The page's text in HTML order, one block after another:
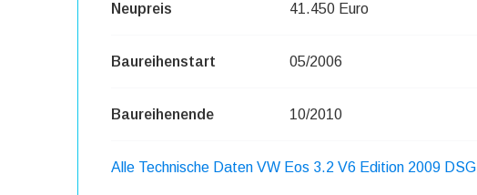
Neupreis 41.450 Euro
Baureihenstart 05/2006
Baureihenende 10/2010
Alle Technische Daten VW Eos 3.2 V6 Edition 2009 DSG